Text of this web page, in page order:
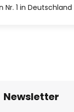
Nr. 1 in Deutschland
Newsletter